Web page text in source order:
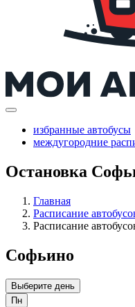
избранные автобусы
междугородние
Остановка
Главная
Расписание
Расписание
Софьино
Выберите день
Пн